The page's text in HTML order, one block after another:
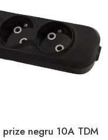
prize negru 10A TDM